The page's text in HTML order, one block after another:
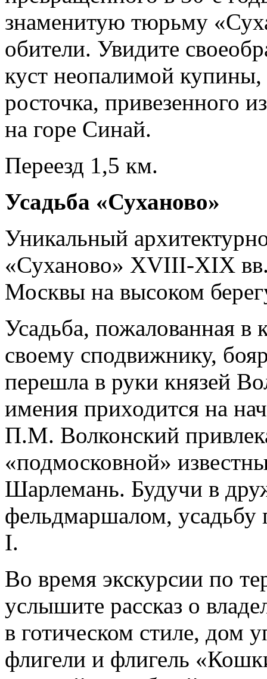
знаменитую тюрьму
обители. Увидите
куст неопалимой
росточка, привезенного
на горе Синай.
Переезд 1,5 км.
Усадьба «Суханово»
Уникальный
«Суханово» XVIII-XIX вв.
Москвы на высоком
Усадьба, пожалованная
своему сподвижнику,
перешла в руки князей
имения приходится на
П.М. Волконский
«подмосковной»
Шарлемань. Будучи в
фельдмаршалом, усадьбу
I.
Во время экскурсии по
услышите рассказ о
в готическом стиле, дом
флигели и флигель